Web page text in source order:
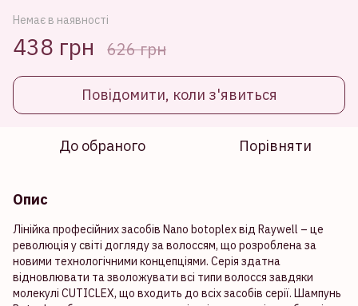
Немає в наявності
438 грн 626 грн
Повідомити, коли з'явиться
До обраного Порівняти
Опис
Лінійка професійних засобів Nano botoplex від Raywell – це
революція у світі догляду за волоссям, що розроблена за
новими технологічними концепціями. Серія здатна
відновлювати та зволожувати всі типи волосся завдяки
молекулі CUTICLEX, що входить до всіх засобів серії. Шампунь